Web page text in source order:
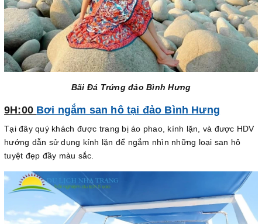
Bãi Đá Trứng đảo Bình Hưng
9H:00 Bơi ngắm san hô tại đảo Bình Hưng
Tại đây quý khách được trang bị áo phao, kính lặn, và được HDV
hướng dẫn sử dụng kính lặn để ngắm nhìn những loại san hô
tuyệt đẹp đầy màu sắc.